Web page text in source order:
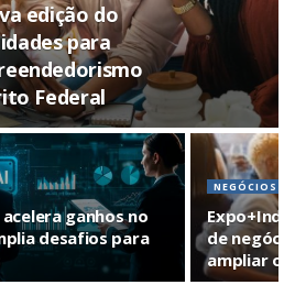
edição do
para
Federal
ganhos no
desafios para
NEGÓCIOS
de
ampliar